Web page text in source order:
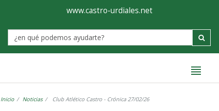
Ayuntamiento
de
Castro-
www.castro-urdiales.net
Label
Inicio Noticias Club Atlético Castro - Crónica 27/02/26